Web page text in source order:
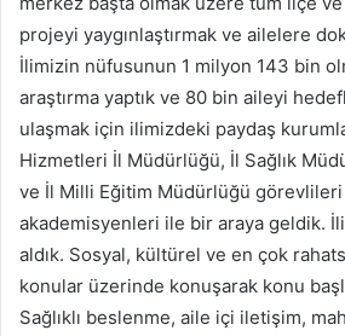
projeyi yaygınlaştırmak ve ailelere
İlimizin nüfusunun 1 milyon 143 bin
araştırma yaptık ve 80 bin aileyi
ulaşmak için ilimizdeki paydaş
Hizmetleri İl Müdürlüğü, İl Sağlık
ve İl Milli Eğitim Müdürlüğü görevlileri
akademisyenleri ile bir araya geldik.
aldık. Sosyal, kültürel ve en çok
konular üzerinde konuşarak konu
Sağlıklı beslenme, aile içi iletişim,